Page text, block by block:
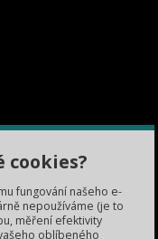
cookies?
fungování našeho e-
nepoužíváme (je to
měření efektivity
oblíbeného